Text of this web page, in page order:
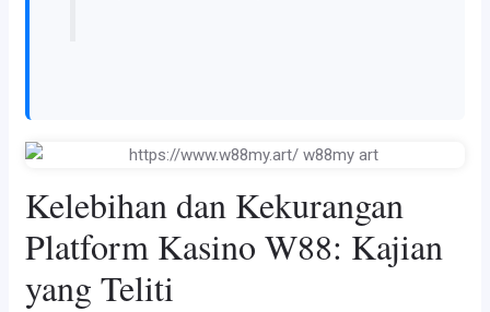
Kelebihan dan Kekurangan
Platform Kasino W88: Kajian
yang Teliti